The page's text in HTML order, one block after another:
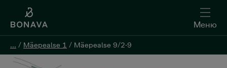
Меню
... / Mäepealse 1 / Mäepealse 9/2-9
Меню
... / Mäepealse 1 / Mäepealse 9/2-9